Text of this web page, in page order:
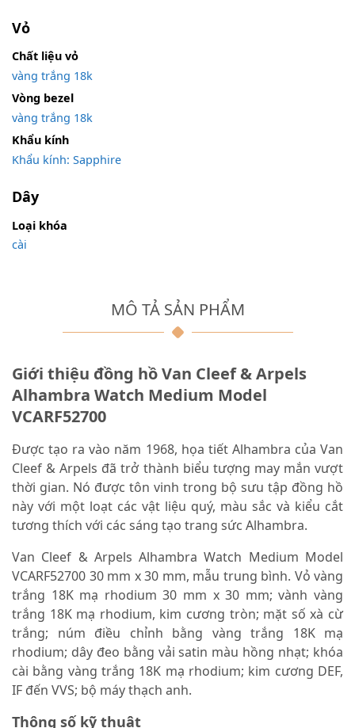
MÔ TẢ SẢN PHẨM
Giới thiệu đồng hồ Van Cleef & Arpels
Alhambra Watch Medium Model
VCARF52700
Được tạo ra vào năm 1968, họa tiết Alhambra của Van
Cleef & Arpels đã trở thành biểu tượng may mắn vượt
thời gian. Nó được tôn vinh trong bộ sưu tập đồng hồ
này với một loạt các vật liệu quý, màu sắc và kiểu cắt
tương thích với các sáng tạo trang sức Alhambra.
Van Cleef & Arpels Alhambra Watch Medium Model
VCARF52700 30 mm x 30 mm, mẫu trung bình. Vỏ vàng
trắng 18K mạ rhodium 30 mm x 30 mm; vành vàng
trắng 18K mạ rhodium, kim cương tròn; mặt số xà cừ
trắng; núm điều chỉnh bằng vàng trắng 18K mạ
rhodium; dây đeo bằng vải satin màu hồng nhạt; khóa
cài bằng vàng trắng 18K mạ rhodium; kim cương DEF,
IF đến VVS; bộ máy thạch anh.
Thông số kỹ thuật
Vỏ
Chất liệu vỏ
vàng trắng 18k
Vòng bezel
vàng trắng 18k
Khẩu kính
Khẩu kính: Sapphire
Dây
Loại khóa
cài